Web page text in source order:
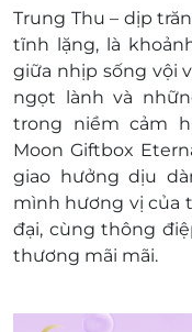
Đơn vị phân phối:
TẶNG GIVISTA
Giờ áp dụng:
Ngày áp dụng:
Số lượng e-
voucher/01 hộp
voucher/ hóa đơn
HƯỚNG DẪN ĐỔI
Bước 1.
GIVISTA để
Trung Thu – dịp
tĩnh lặng, là
giữa nhịp sống vội
ngọt lành và
trong niềm cảm
Moon Giftbox
giao hưởng dịu
mình hương vị của
đại, cùng thông
thương mãi mãi.